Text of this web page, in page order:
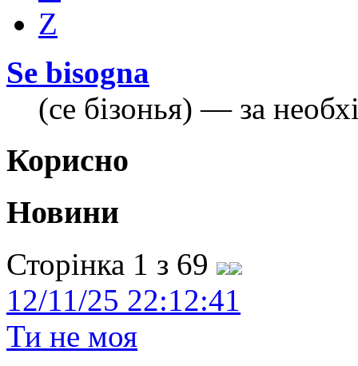
Z
Se bisogna
(се бізонья) — за
Корисно
Новини
Сторінка 1 з 69
12/11/25 22:12:41
Ти не моя